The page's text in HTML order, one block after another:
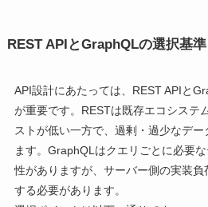
REST APIとGraphQLの選択基準
API設計にあたっては、REST APIと
が重要です。RESTは既存エコシステ
ストが低い一方で、過剰・過少なデ
ます。GraphQLはクエリごとに必要
性がありますが、サーバー側の実装
する必要があります。